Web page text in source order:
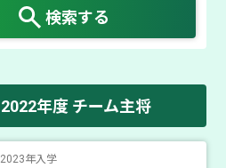
検索する
2022年度 チーム主将
2023年入学